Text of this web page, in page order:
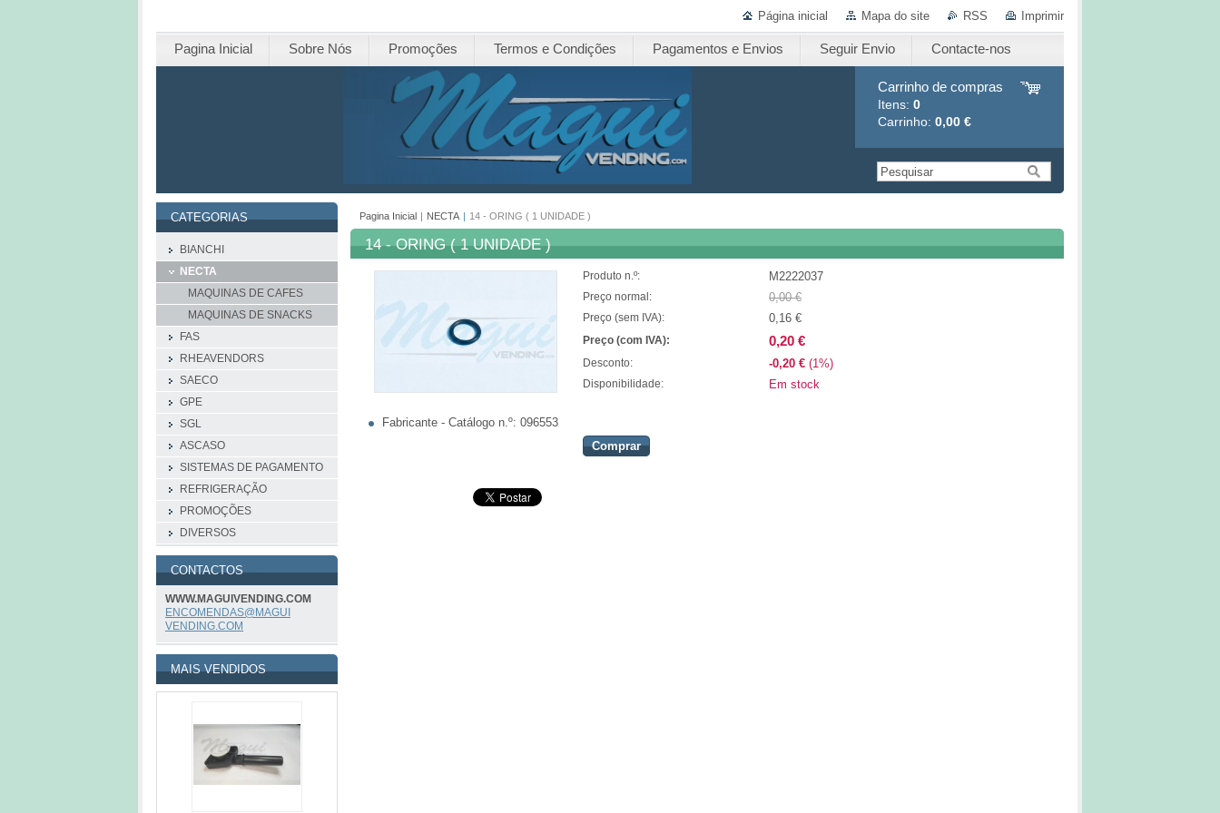
Página inicial Mapa do site RSS Imprimir
Pagina Inicial Sobre Nós Promoções Termos e Condições Pagamentos e Envios Seguir Envio Contacte-nos
Carrinho de compras
Itens: 0
Carrinho: 0,00 €
Pagina Inicial | NECTA | 14 - ORING ( 1 UNIDADE )
14 - ORING ( 1 UNIDADE )
Fabricante - Catálogo n.º: 096553
Produto n.º: M2222037
Preço normal: 0,00 €
Preço (sem IVA): 0,16 €
Preço (com IVA): 0,20 €
Desconto: -0,20 € (1%)
Disponibilidade: Em stock
Comprar
CATEGORIAS
BIANCHI
NECTA
MAQUINAS DE CAFES
MAQUINAS DE SNACKS
FAS
RHEAVENDORS
SAECO
GPE
SGL
ASCASO
SISTEMAS DE PAGAMENTO
REFRIGERAÇÃO
PROMOÇÕES
DIVERSOS
CONTACTOS
WWW.MAGUIVENDING.COM
ENCOMENDAS@MAGUI
VENDING. COM
MAIS VENDIDOS